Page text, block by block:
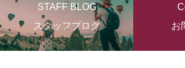
STAFF BLOG
スタッフブログ お